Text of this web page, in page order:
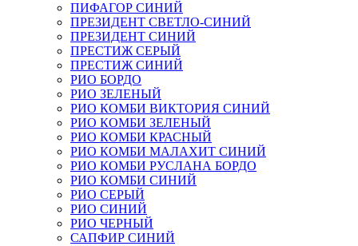
ПИФАГОР СИНИЙ
ПРЕЗИДЕНТ СВЕТЛО-СИНИЙ
ПРЕЗИДЕНТ СИНИЙ
ПРЕСТИЖ СЕРЫЙ
ПРЕСТИЖ СИНИЙ
РИО БОРДО
РИО ЗЕЛЕНЫЙ
РИО КОМБИ ВИКТОРИЯ СИНИЙ
РИО КОМБИ ЗЕЛЕНЫЙ
РИО КОМБИ КРАСНЫЙ
РИО КОМБИ МАЛАХИТ СИНИЙ
РИО КОМБИ РУСЛАНА БОРДО
РИО КОМБИ СИНИЙ
РИО СЕРЫЙ
РИО СИНИЙ
РИО ЧЕРНЫЙ
САПФИР СИНИЙ